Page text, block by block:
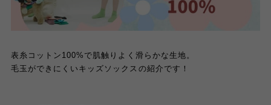
表糸コットン100%で肌触りよく滑らかな生地。
毛玉ができにくいキッズソックスの紹介です！